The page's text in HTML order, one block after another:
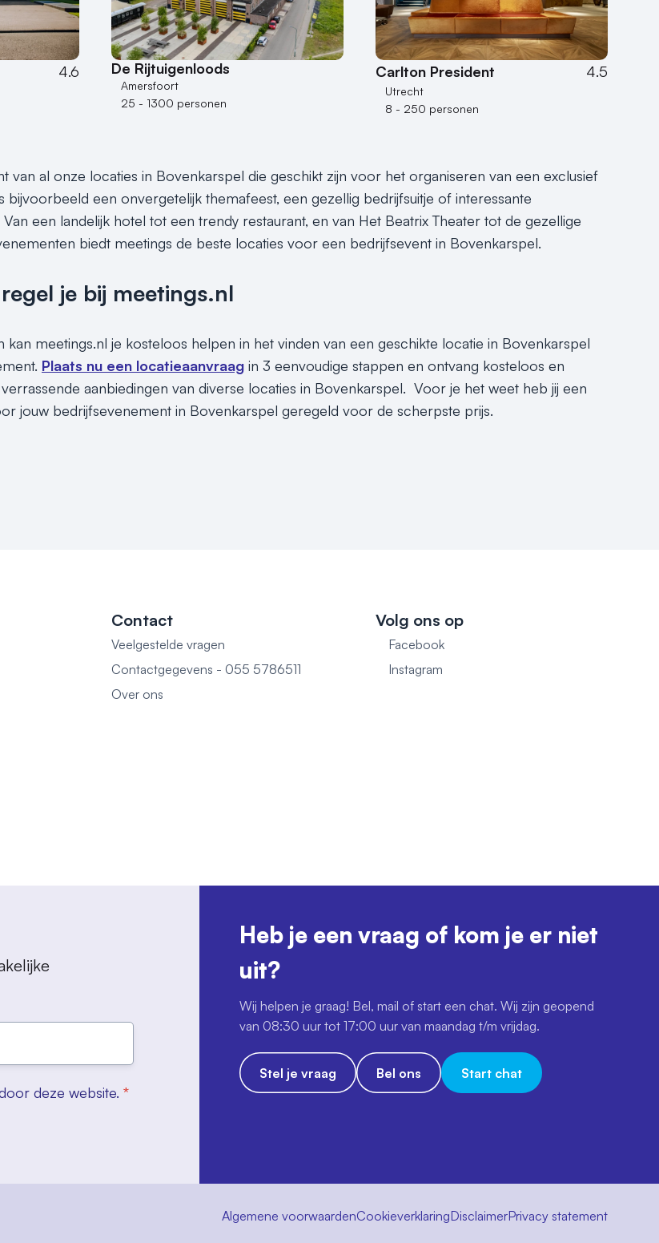
4.6 De Rijtuigenloods
Amersfoort
25 - 1300 personen
Carlton President 4.5
Utrecht
8 - 250 personen
van al onze locaties in Bovenkarspel die geschikt zijn voor het organiseren van een exclusief
bijvoorbeeld een onvergetelijk themafeest, een gezellig bedrijfsuitje of interessante
een landelijk hotel tot een trendy restaurant, en van Het Beatrix Theater tot de gezellige
biedt meetings de beste locaties voor een bedrijfsevent in Bovenkarspel.
je bij meetings.nl
kan meetings.nl je kosteloos helpen in het vinden van een geschikte locatie in Bovenkarspel
Plaats nu een locatieaanvraag in 3 eenvoudige stappen en ontvang kosteloos en
aanbiedingen van diverse locaties in Bovenkarspel. Voor je het weet heb jij een
jouw bedrijfsevenement in Bovenkarspel geregeld voor de scherpste prijs.
Contact
Veelgestelde vragen
Contactgegevens - 055 5786511
Over ons
Volg ons op
Facebook
Instagram
deze website. *
Heb je een vraag of kom je er niet
uit?
Wij helpen je graag! Bel, mail of start een chat. Wij zijn geopend
van 08:30 uur tot 17:00 uur van maandag t/m vrijdag.
Stel je vraag Bel ons Start chat
Algemene voorwaardenCookieverklaringDisclaimerPrivacy statement